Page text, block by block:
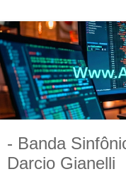
- Banda
Darcio Gianelli